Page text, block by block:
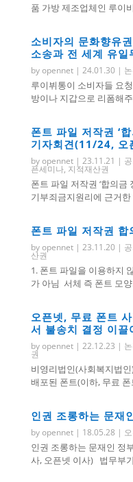
품 가방 제조업체인 루이
소비자의 문화향유
소송과 전 세계 유일
byopennet| 24.01.30 |
루이뷔통이 소비자들 요
방이나 지갑으로 리폼해
폰트 파일 저작권 ‘
기자회견(11/24, 오
byopennet| 23.11.21 |
픈세미나, 지적재산권
폰트 파일 저작권 ‘합의금
기부죄금지원리에 근거한
폰트 파일 저작권
byopennet| 23.11.20 |
산권
1. 폰트 파일을 이용하지
가 아님 서체 즉 폰트 모
오픈넷, 무료 폰트
서 불송치 결정 이끌
byopennet| 22.12.23 |
권
비영리법인(사회복지법
배포된 폰트(이하, 무료
인권 조롱하는 문재
byopennet| 18.05.28 |
인권 조롱하는 문재인 정
사, 오픈넷 이사) 법무부